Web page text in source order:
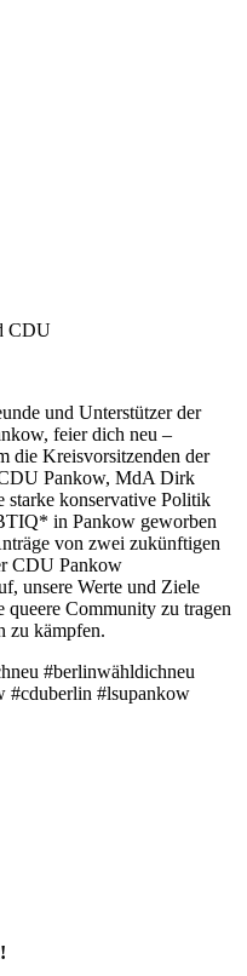
CDU
und Unterstützer der
feier dich neu –
die Kreisvorsitzenden der
Pankow, MdA Dirk
starke konservative Politik
in Pankow geworben
von zwei zukünftigen
CDU Pankow
unsere Werte und Ziele
queere Community zu tragen
zu kämpfen.
#berlinwähldichneu
#cduberlin #lsupankow